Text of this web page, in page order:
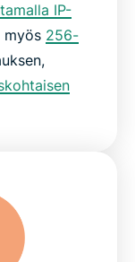
IP-
myös 256-